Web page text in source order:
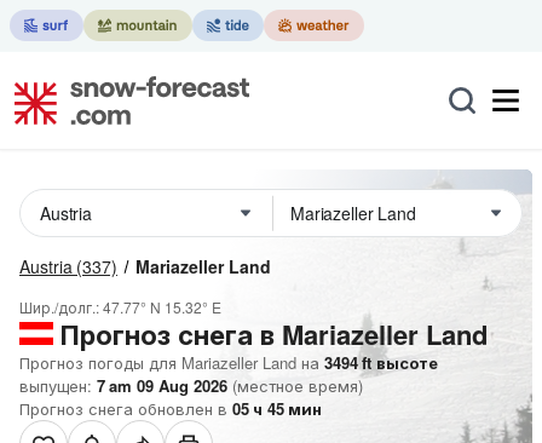
Austria (337) Mariazeller Land
Шир./долг.:47.77° N 15.32° E
Прогноз снега в Mariazeller Land
Прогноз погоды для Mariazeller Land на 3494ft высоте
выпущен: 7 am 09 Aug 2026 (местное время)
Прогноз снега обновлен в 05 ч 45 мин